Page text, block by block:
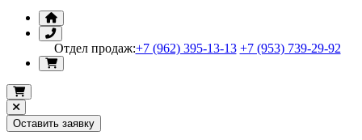
Отдел продаж:+7 (962) 395-13-13 +7 (953) 739-29-92
Оставить заявку